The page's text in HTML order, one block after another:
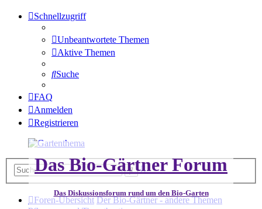
Schnellzugriff
Unbeantwortete Themen
Aktive Themen
Suche
FAQ
Anmelden
Registrieren
Das Bio-Gärtner Forum
Das Diskussionsforum rund um den Bio-Garten
SucheErweiterte
Foren-Übersicht Der Bio-Gärtner - andere Themen